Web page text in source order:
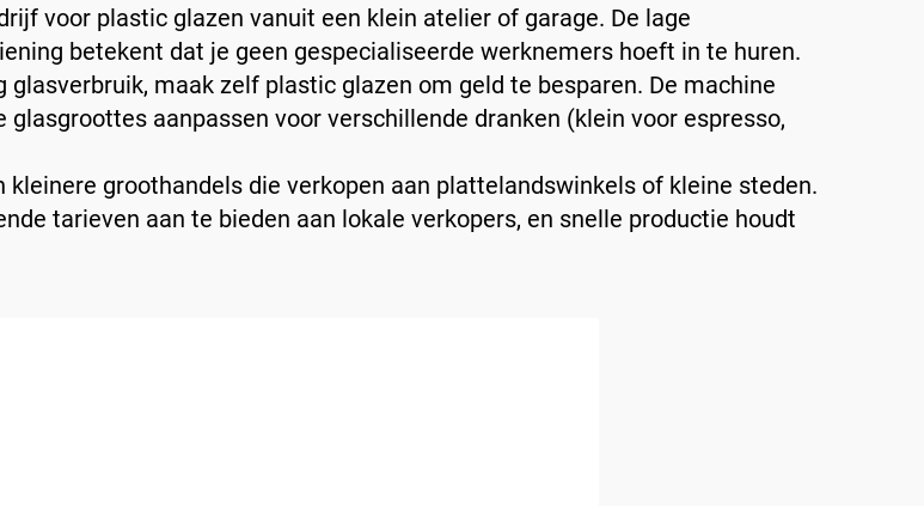
voor plastic glazen vanuit een klein atelier of garage. De lage
betekent dat je geen gespecialiseerde werknemers hoeft in te huren.
maak zelf plastic glazen om geld te besparen. De machine
aanpassen voor verschillende dranken (klein voor espresso,
groothandels die verkopen aan plattelandswinkels of kleine steden.
tarieven aan te bieden aan lokale verkopers, en snelle productie houdt